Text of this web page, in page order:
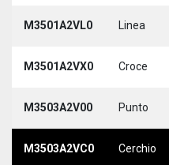
M3501A2VL0 Linea
M3501A2VX0 Croce
M3503A2V00 Punto
M3503A2VC0 Cerchio